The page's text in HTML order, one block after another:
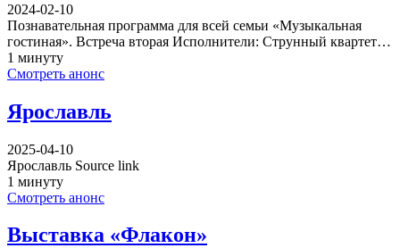
2024-02-10
Познавательная программа для всей семьи «Музыкальная
гостиная». Встреча вторая Исполнители: Струнный квартет…
1 минуту
Смотреть анонс
Ярославль
2025-04-10
Ярославль Source link
1 минуту
Смотреть анонс
Выставка «Флакон»